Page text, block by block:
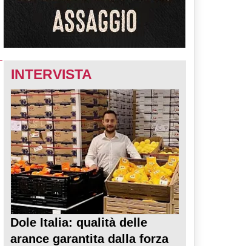
INTERVISTA
Dole Italia: qualità delle
arance garantita dalla forza